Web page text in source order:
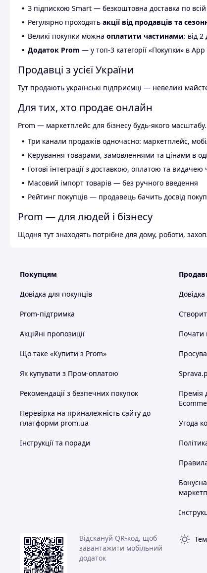
З підпискою Smart — безкоштовна доставка по всій
Регулярно проходять акції від продавців та
Великі покупки можна оплатити частинами: від
Додаток Prom — у топ-3 категорії «Покупки» в
Продавці з усієї України
Тут продають українські підприємці — невеликі
Для тих, хто продає онлайн
Prom — маркетплейс для бізнесу будь-якого
Три канали продажів одночасно: маркетплейс,
Керування товарами, замовленнями та цінами в
Готові інтеграції з доставкою, оплатою та видачею
Масовий імпорт товарів — без ручного введення
Рейтинг покупців — продавець бачить досвід
Prom — для людей і бізнесу
Щодня тут знаходять потрібне для дому, роботи,
Покупцям
Довідка для покупців
Prom-підтримка
Акційні пропозиції
Що таке «Купити з Prom»
Як купувати з Пром-оплатою
Рекомендації з безпечних покупок
Перевірка на приналежність сайту до
платформи prom.ua
Інструкції та поради
Почати
Премія
Угода
Відскануй QR-код, щоб
завантажити мобільний
додаток